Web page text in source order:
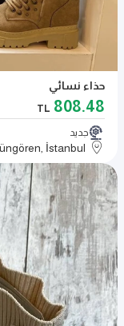
حذاء نسائي
808.48
TL
جديد
İstanbul